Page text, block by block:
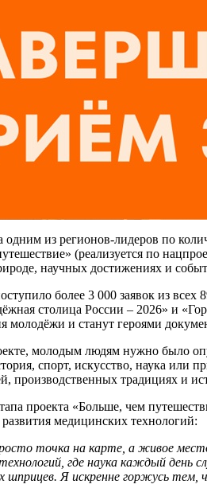
одним из регионов-лидеров по
(реализуется по
научных достижениях и
более 3 000 заявок из
столица России – 2026» и
молодёжи и станут героями
молодым людям нужно было
спорт, искусство, наука или
производственных традициях и
проекта «Больше, чем
медицинских технологий:
точка на карте, а живое
где наука каждый день
шприцев. Я искренне горжусь